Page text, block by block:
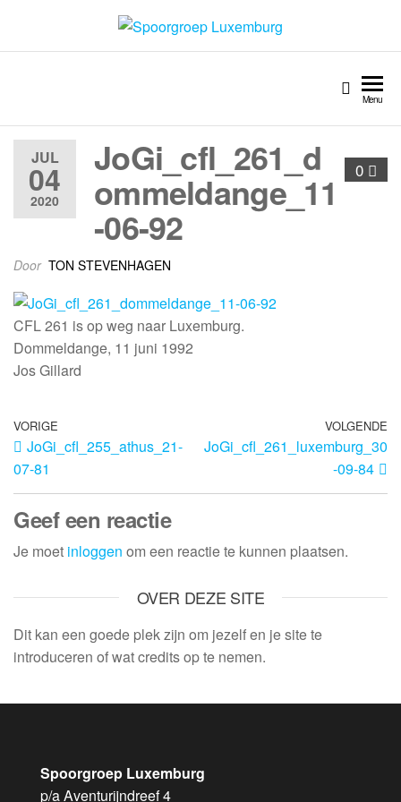
Spoorgroep Luxemburg
Menu
JUL
04
2020
0
JoGi_cfl_261_d
ommeldange_11
-06-92
Door TON STEVENHAGEN
CFL 261 is op weg naar Luxemburg.
Dommeldange, 11 juni 1992
Jos Gillard
VORIGE
JoGi_cfl_255_athus_21-
07-81
VOLGENDE
JoGi_cfl_261_luxemburg_30
-09-84
Geef een reactie
Je moet inloggen om een reactie te kunnen plaatsen.
OVER DEZE SITE
Dit kan een goede plek zijn om jezelf en je site te
introduceren of wat credits op te nemen.
Spoorgroep Luxemburg
p/a Aventurijndreef 4